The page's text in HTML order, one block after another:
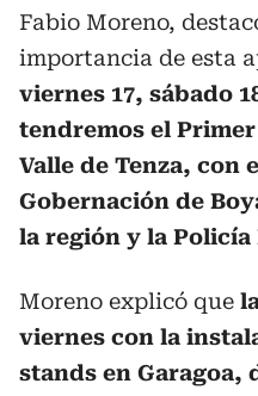
Fabio Moreno,
importancia de esta
viernes 17, sábado
tendremos el
Valle de Tenza, con
Gobernación de
la región y la Policía
Moreno explicó que
viernes con la
stands en Garagoa,